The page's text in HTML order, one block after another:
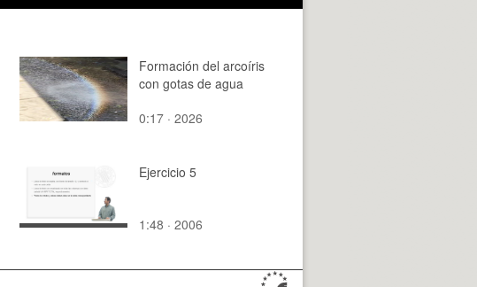
Formación del arcoíris
con gotas de agua
0:17 · 2026
Ejercicio 5
1:48 · 2006